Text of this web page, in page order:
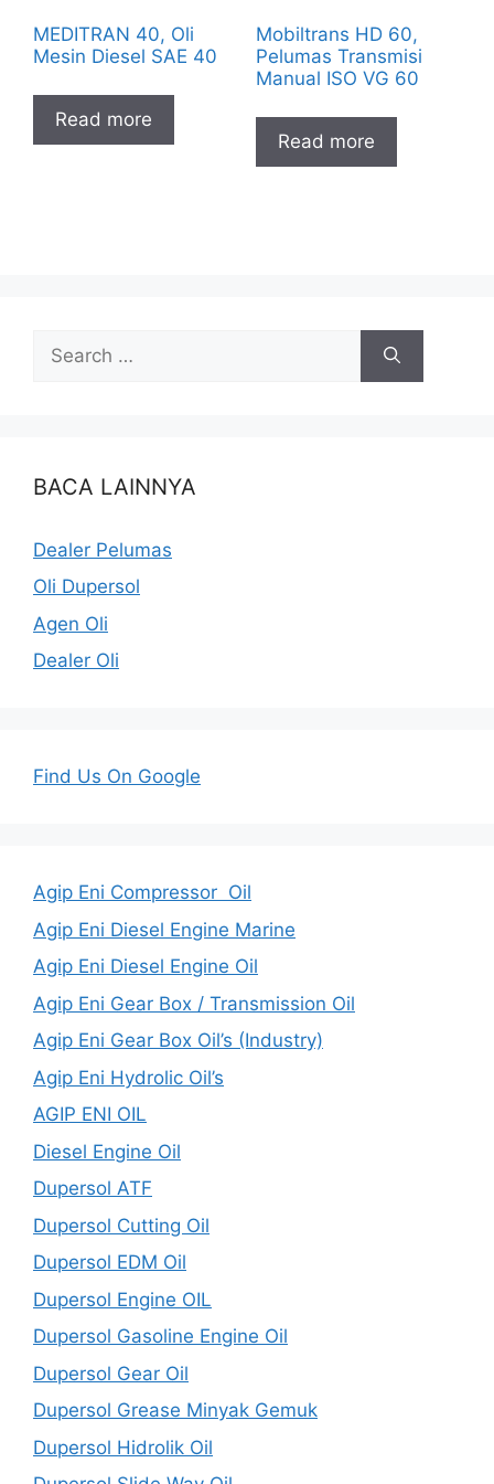
MEDITRAN 40, Oli
Mesin Diesel SAE 40
Read more
Mobiltrans HD 60,
Pelumas Transmisi
Manual ISO VG 60
Read more
BACA LAINNYA
Dealer Pelumas
Oli Dupersol
Agen Oli
Dealer Oli
Find Us On Google
Agip Eni Compressor Oil
Agip Eni Diesel Engine Marine
Agip Eni Diesel Engine Oil
Agip Eni Gear Box / Transmission Oil
Agip Eni Gear Box Oil’s (Industry)
Agip Eni Hydrolic Oil’s
AGIP ENI OIL
Diesel Engine Oil
Dupersol ATF
Dupersol Cutting Oil
Dupersol EDM Oil
Dupersol Engine OIL
Dupersol Gasoline Engine Oil
Dupersol Gear Oil
Dupersol Grease Minyak Gemuk
Dupersol Hidrolik Oil